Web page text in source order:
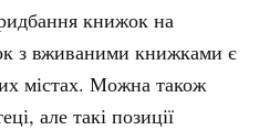
книжок на
з вживаними книжками є
містах. Можна також
але такі позиції